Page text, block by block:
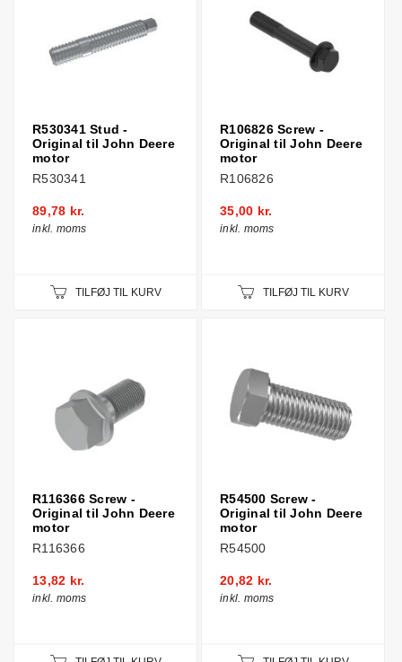
R530341 Stud -
Original til John Deere
motor
R530341
89,78 kr.
inkl. moms
TILFØJ TIL KURV
R106826 Screw -
Original til John Deere
motor
R106826
35,00 kr.
inkl. moms
TILFØJ TIL KURV
R116366 Screw -
Original til John Deere
motor
R116366
13,82 kr.
inkl. moms
R54500 Screw -
Original til John Deere
motor
R54500
20,82 kr.
inkl. moms